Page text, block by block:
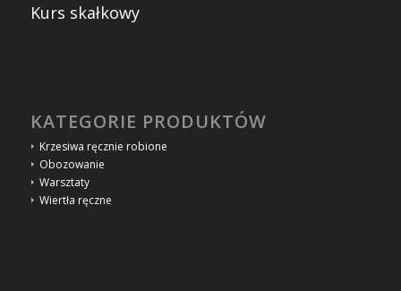
Kurs skałkowy
KATEGORIE PRODUKTÓW
Krzesiwa ręcznie robione
Obozowanie
Warsztaty
Wiertła ręczne